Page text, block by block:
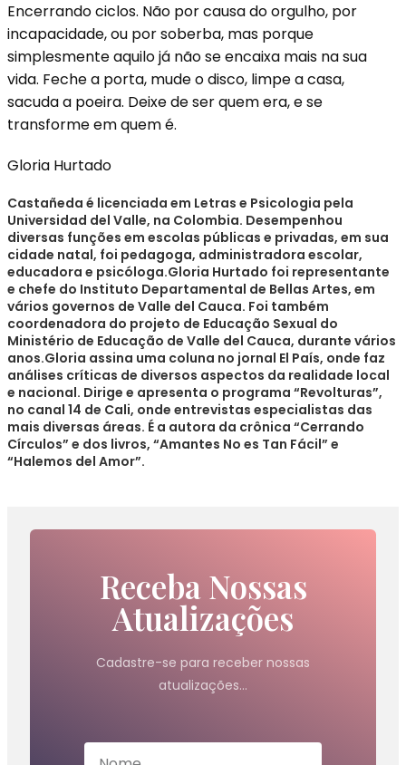
Encerrando ciclos. Não por causa do orgulho, por
incapacidade, ou por soberba, mas porque
simplesmente aquilo já não se encaixa mais na sua
vida. Feche a porta, mude o disco, limpe a casa,
sacuda a poeira. Deixe de ser quem era, e se
transforme em quem é.
Gloria Hurtado
Castañeda é licenciada em Letras e Psicologia pela
Universidad del Valle, na Colombia. Desempenhou
diversas funções em escolas públicas e privadas, em sua
cidade natal, foi pedagoga, administradora escolar,
educadora e psicóloga.Gloria Hurtado foi representante
e chefe do Instituto Departamental de Bellas Artes, em
vários governos de Valle del Cauca. Foi também
coordenadora do projeto de Educação Sexual do
Ministério de Educação de Valle del Cauca, durante vários
anos.Gloria assina uma coluna no jornal El País, onde faz
análises críticas de diversos aspectos da realidade local
e nacional. Dirige e apresenta o programa “Revolturas”,
no canal 14 de Cali, onde entrevistas especialistas das
mais diversas áreas. É a autora da crônica “Cerrando
Círculos” e dos livros, “Amantes No es Tan Fácil” e
“Halemos del Amor”.
Receba Nossas
Atualizações
Cadastre-se para receber nossas
atualizações…